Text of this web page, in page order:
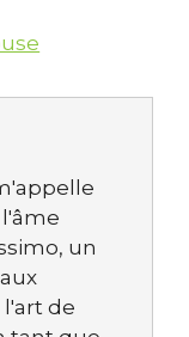
l'âme
un
l'art de